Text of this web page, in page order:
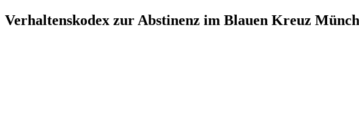
Verhaltenskodex zur Abstinenz im Blauen Kreuz